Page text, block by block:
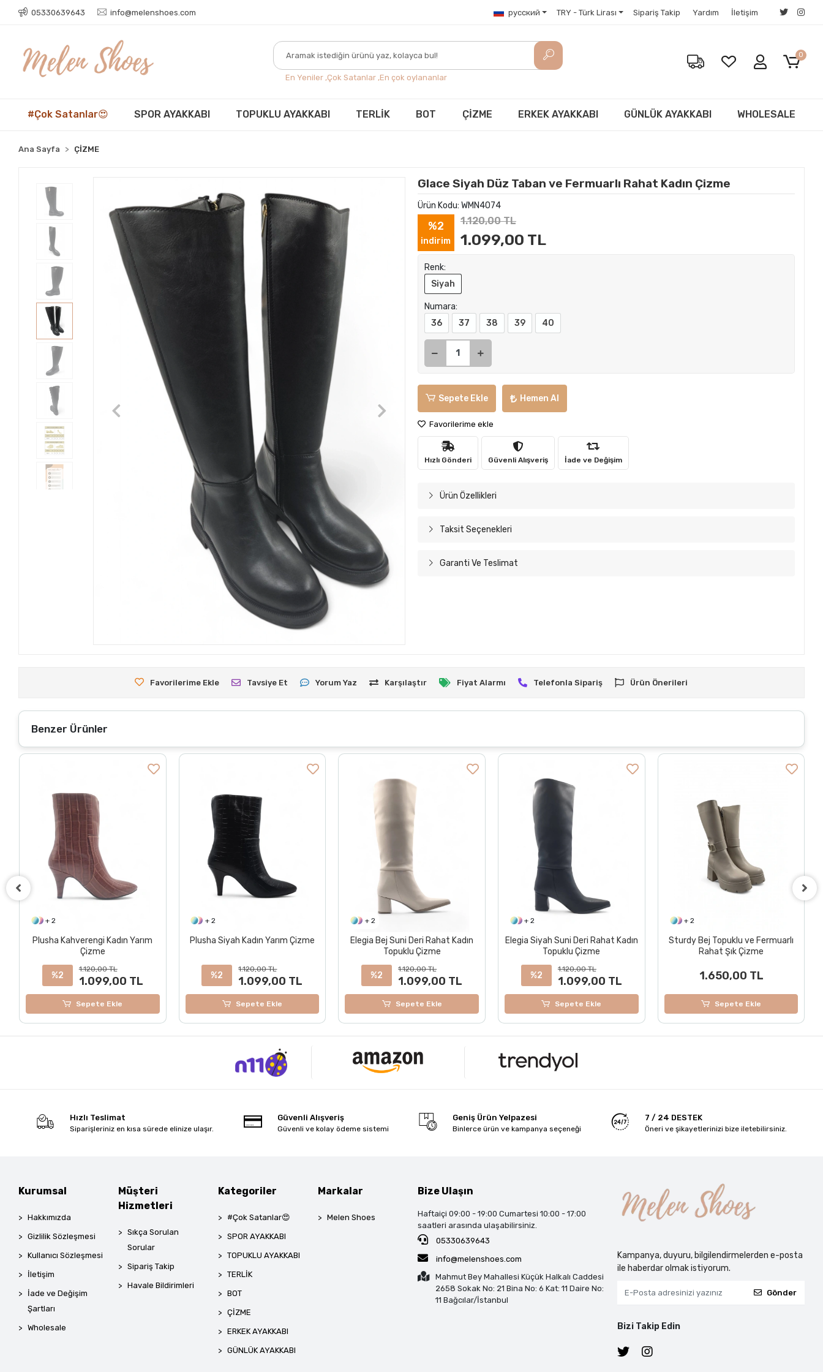
05330639643 info@melenshoes.com русский TRY - Türk Lirası Sipariş Takip Yardım İletişim
En Yeniler ,Çok Satanlar ,En çok oylananlar
0
#Çok Satanlar😍 SPOR AYAKKABI TOPUKLU AYAKKABI TERLİK BOT ÇİZME ERKEK AYAKKABI GÜNLÜK AYAKKABI WHOLESALE
Ana Sayfa ÇİZME
Glace Siyah Düz Taban ve Fermuarlı Rahat Kadın Çizme
Ürün Kodu: WMN4074
%2
indirim
1.120,00 TL
1.099,00 TL
Renk:
Siyah
Numara:
36
37 38 39 40
Sepete Ekle Hemen Al
Favorilerime ekle
Hızlı Gönderi Güvenli Alışveriş İade ve Değişim
Ürün Özellikleri
Taksit Seçenekleri
Garanti Ve Teslimat
Favorilerime Ekle Tavsiye Et Yorum Yaz Karşılaştır Fiyat Alarmı Telefonla Sipariş Ürün Önerileri
Benzer Ürünler
+ 2
Plusha Siyah Kadın Yarım Çizme
%2
1.120,00 TL
1.099,00 TL
Sepete Ekle
+ 2
Elegia Bej Suni Deri Rahat Kadın
%2
1.120,00 TL
1.099,00 TL
Sepete Ekle
+ 2
Elegia Siyah Suni Deri Rahat Kadın
Topuklu Çizme
%2
1.120,00 TL
1.099,00 TL
Sepete Ekle
+ 2
Sturdy Bej Topuklu ve Fermuarlı
Rahat Şık Çizme
1.650,00 TL
Sepete Ekle
1.650,00 TL
Hızlı Teslimat
Siparişleriniz en kısa sürede elinize ulaşır.
Güvenli Alışveriş
Güvenli ve kolay ödeme sistemi
Geniş Ürün Yelpazesi
Binlerce ürün ve kampanya seçeneği
7 / 24 DESTEK
Öneri ve şikayetlerinizi bize iletebilirsiniz.
Kurumsal
Hakkımızda
Gizlilik Sözleşmesi
Kullanıcı Sözleşmesi
İletişim
İade ve Değişim
Şartları
Wholesale
Müşteri
Hizmetleri
Sıkça Sorulan
Sorular
Sipariş Takip
Havale Bildirimleri
Kategoriler
#Çok Satanlar😍
SPOR AYAKKABI
TOPUKLU AYAKKABI
TERLİK
BOT
ÇİZME
ERKEK AYAKKABI
GÜNLÜK AYAKKABI
Markalar
Melen Shoes
Bize Ulaşın
Haftaiçi 09:00 - 19:00 Cumartesi 10:00 - 17:00
saatleri arasında ulaşabilirsiniz.
05330639643
info@melenshoes.com
Mahmut Bey Mahallesi Küçük Halkalı Caddesi
2658 Sokak No: 21 Bina No: 6 Kat: 11 Daire No:
11 Bağcılar/İstanbul
Kampanya, duyuru, bilgilendirmelerden e-posta
ile haberdar olmak istiyorum.
Gönder
Bizi Takip Edin